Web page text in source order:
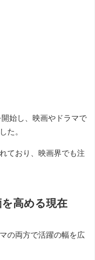
始し、映画やドラマで
た。
ており、映画界でも注
高める現在
の両方で活躍の幅を広